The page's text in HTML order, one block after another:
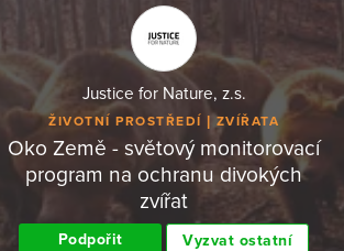
Justice for Nature, z.s.
ŽIVOTNÍ PROSTŘEDÍ ZVÍŘATA
Oko Země - světový monitorovací
program na ochranu divokých
zvířat
Podpořit Vyzvat ostatní